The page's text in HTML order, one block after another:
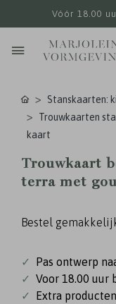
Vóór 18.00
Stanskaarten:
Trouwkaarten
kaart
Trouwkaart
terra met
Bestel
✓
Pas ontwerp
✓ Voor 18.00 uur
✓
Extra